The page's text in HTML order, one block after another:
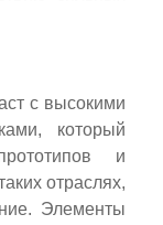
с высокими
который
и
отраслях,
Элементы